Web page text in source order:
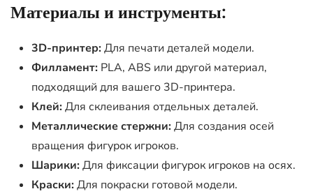
Материалы и инструменты:
3D-принтер:Для печати деталей модели.
Филламент: PLA, ABS или другой материал,
подходящий для вашего 3D-принтера.
Клей:Для склеивания отдельных деталей.
Металлические стержни:Для создания осей
вращения фигурок игроков.
Шарики:Для фиксации фигурок игроков на осях.
Краски:Для покраски готовой модели.